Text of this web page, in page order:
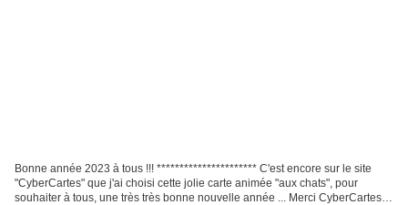
Bonne année 2023 à tous !!! ********************** C'est encore sur le site
"CyberCartes" que j'ai choisi cette jolie carte animée "aux chats", pour
souhaiter à tous, une très très bonne nouvelle année ... Merci CyberCartes !!!